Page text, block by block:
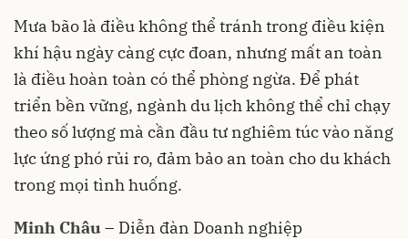
Mưa bão là điều không thể tránh trong điều kiện
khí hậu ngày càng cực đoan, nhưng mất an toàn
là điều hoàn toàn có thể phòng ngừa. Để phát
triển bền vững, ngành du lịch không thể chỉ chạy
theo số lượng mà cần đầu tư nghiêm túc vào năng
lực ứng phó rủi ro, đảm bảo an toàn cho du khách
trong mọi tình huống.
Minh Châu– Diễn đàn Doanh nghiệp